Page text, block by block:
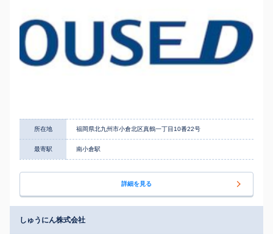
所在地 福岡県北九州市小倉北区真鶴一丁目10番22号
最寄駅 南小倉駅
詳細を見る
しゅうにん株式会社